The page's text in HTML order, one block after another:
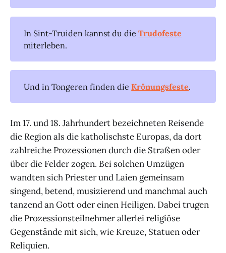
In Sint-Truiden kannst du dieTrudofeste
miterleben.
Und in Tongeren finden dieKrönungsfeste.
Im 17. und 18. Jahrhundert bezeichneten Reisende
die Region als die katholischste Europas, da dort
zahlreiche Prozessionen durch die Straßen oder
über die Felder zogen. Bei solchen Umzügen
wandten sich Priester und Laien gemeinsam
singend, betend, musizierend und manchmal auch
tanzend an Gott oder einen Heiligen. Dabei trugen
die Prozessionsteilnehmer allerlei religiöse
Gegenstände mit sich, wie Kreuze, Statuen oder
Reliquien.